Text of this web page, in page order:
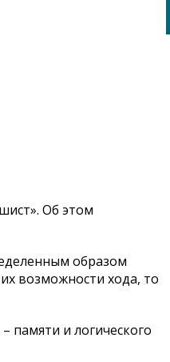
Об этом
образом
возможности хода, то
памяти и логического